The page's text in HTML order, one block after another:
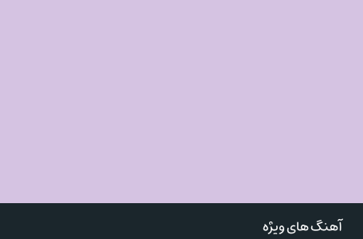
آهنگ های ویژه